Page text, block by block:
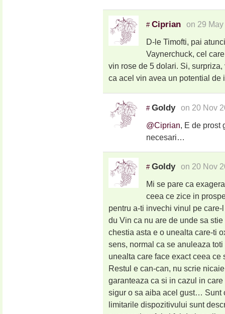
# Ciprian on 29
D-le Timofti, pai
Vaynerchuck, cel
vin rose de 5 dolari. Si,
ca acel vin avea un potential
# Goldy on 20 Nov
@Ciprian, E de prost
necesari…
# Goldy on 20 Nov
Mi se pare ca
ceea ce zice in
pentru a-ti invechi vinul pe
du Vin ca nu are de unde sa
chestia asta e o unealta care-ti
sens, normal ca se anuleaza
unealta care face exact ceea
Restul e can-can, nu scrie
garanteaza ca si in cazul in
sigur o sa aiba acel gust… Sunt
limitarile dispozitivului sunt